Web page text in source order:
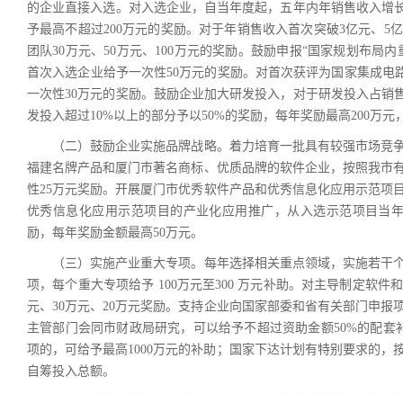
的企业直接入选。对入选企业，自当年度起，五年内年销售收入
予最高不超过200万元的奖励。对于年销售收入首次突破3亿元、5
团队30万元、50万元、100万元的奖励。鼓励申报“国家规划布局
首次入选企业给予一次性50万元的奖励。对首次获评为国家集成
一次性30万元的奖励。鼓励企业加大研发投入，对于研发投入占
发投入超过10%以上的部分予以50%的奖励，每年奖励最高200万元
（二）鼓励企业实施品牌战略。着力培育一批具有较强市场竞
福建名牌产品和厦门市著名商标、优质品牌的软件企业，按照我
性25万元奖励。开展厦门市优秀软件产品和优秀信息化应用示范
优秀信息化应用示范项目的产业化应用推广，从入选示范项目当
励，每年奖励金额最高50万元。
（三）实施产业重大专项。每年选择相关重点领域，实施若干
项，每个重大专项给予 100万元至300 万元补助。对主导制定软件
元、30万元、20万元奖励。支持企业向国家部委和省有关部门申
主管部门会同市财政局研究，可以给予不超过资助金额50%的配
项的，可给予最高1000万元的补助；国家下达计划有特别要求的
自筹投入总额。